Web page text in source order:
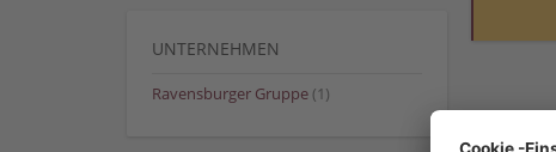
UNTERNEHMEN
Ravensburger Gruppe (1)